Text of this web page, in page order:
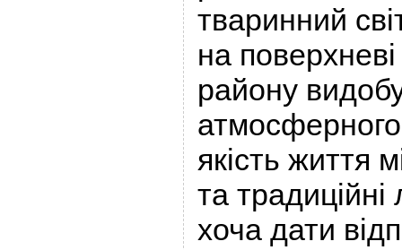
тваринний
на
району
атмосферного
якість життя
та традиційні
хоча дати